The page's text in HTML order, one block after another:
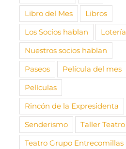
Libro del Mes
Libros
Los Socios hablan
Lotería
Nuestros socios hablan
Paseos
Película del mes
Películas
Rincón de la Expresidenta
Senderismo
Taller Teatro
Teatro Grupo Entrecomillas